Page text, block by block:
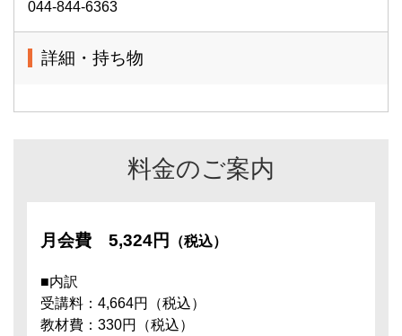
044-844-6363
詳細・持ち物
料金のご案内
月会費 5,324円 （税込）
■内訳
受講料：4,664円（税込）
教材費：330円（税込）